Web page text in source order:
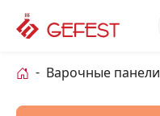
Варочные панели